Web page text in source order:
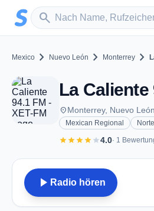
Zum Hauptinhalt springen
search
Sender suchen
Mexico chevron_right Nuevo León chevron_right Monterrey chevron_right
placeMonterrey, Nuevo
Mexican Regional
starstarstarstarstar4.0· 1
play_arrow Radio hören